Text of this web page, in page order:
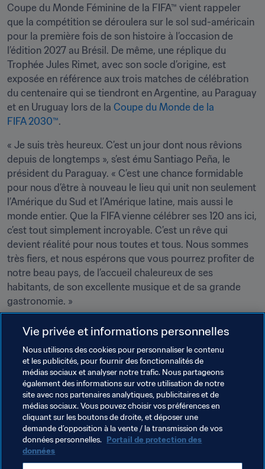
Coupe du Monde Féminine de la FIFA™ vient rappeler
que la compétition se déroulera sur le sol sud-américain
pour la première fois de son histoire à l’occasion de
l’édition 2027 au Brésil. De même, une réplique du
Trophée Jules Rimet, avec son socle d’origine, est
exposée en référence aux trois matches de célébration
du centenaire qui se tiendront en Argentine, au Paraguay
et en Uruguay lors de la Coupe du Monde de la
FIFA 2030™.
« Je suis très heureux. C’est un jour dont nous rêvions
depuis de longtemps », s’est ému Santiago Peña, le
président du Paraguay. « C’est une chance formidable
pour nous d’être à nouveau le lieu qui unit non seulement
l’Amérique du Sud et l’Amérique latine, mais aussi le
monde entier. Que la FIFA vienne célébrer ses 120 ans ici,
c’est tout simplement incroyable. C’est un rêve qui
devient réalité pour nous toutes et tous. Nous sommes
très fiers, et nous espérons que vous pourrez profiter de
notre beau pays, de l’accueil chaleureux de ses
habitants, de son excellente musique et de sa grande
gastronomie. »
Thèmes en lien
Congrès de la FIFA Organisation Paraguay
CONMEBOL
Vie privée et informations personnelles
Nous utilisons des cookies pour personnaliser le contenu
et les publicités, pour fournir des fonctionnalités de
médias sociaux et analyser notre trafic. Nous partageons
également des informations sur votre utilisation de notre
site avec nos partenaires analytiques, publicitaires et de
médias sociaux. Vous pouvez choisir vos préférences en
cliquant sur les boutons de droite, et déposer une
demande d’opposition à la vente / la transmission de vos
données personnelles. Portail de protection des
données